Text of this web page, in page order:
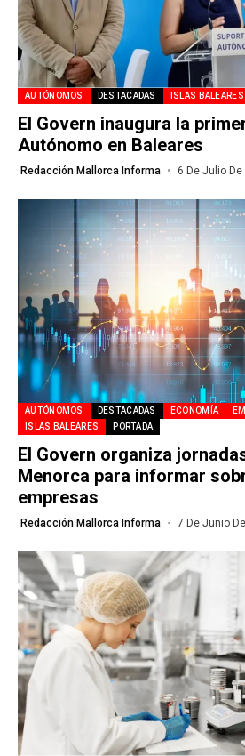
AUTÓNOMOS DESTACADAS ISLAS BALEARES
El Govern inaugura la
Autónomo en Baleares
Redacción Mallorca Informa 6 De Julio De
AUTÓNOMOS DESTACADAS ECONOMÍA
ISLAS BALEARES
PORTADA
El Govern organiza
Menorca para informar
empresas
Redacción Mallorca Informa 7 De Junio